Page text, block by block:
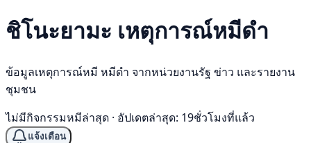
ชิโนะยามะ เหตุการณ์หมีดำ
ข้อมูลเหตุการณ์หมี หมีดำ จากหน่วยงานรัฐ ข่าว และรายงาน
ชุมชน
ไม่มีกิจกรรมหมีล่าสุด · อัปเดตล่าสุด: 19ชั่วโมงที่แล้ว
แจ้งเตือน